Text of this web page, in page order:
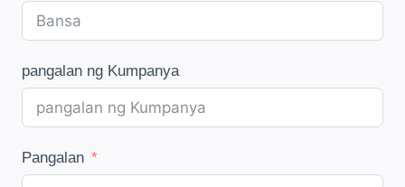
pangalan ng Kumpanya
Pangalan